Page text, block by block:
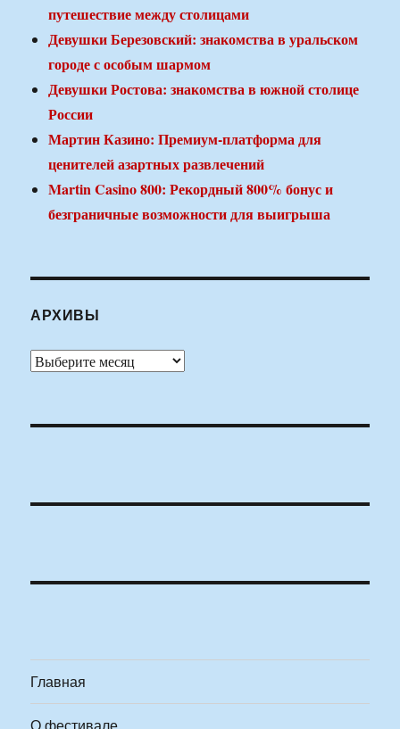
путешествие между столицами
Девушки Березовский: знакомства в уральском
городе с особым шармом
Девушки Ростова: знакомства в южной столице
России
Мартин Казино: Премиум-платформа для
ценителей азартных развлечений
Martin Casino 800: Рекордный 800% бонус и
безграничные возможности для выигрыша
АРХИВЫ
Архивы
Главная